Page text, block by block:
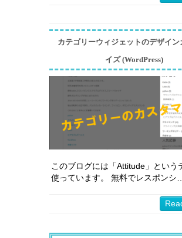
カテゴリーウィジェットのデザイン
イズ (WordPress)
このブログには「Attitude」という
使っています。 無料でレスポンシ…